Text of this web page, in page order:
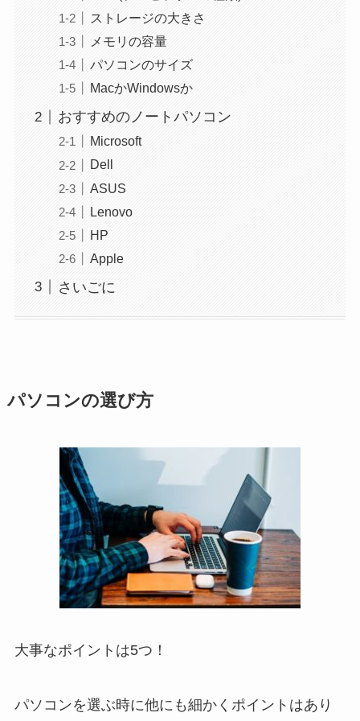
ストレージの大きさ
メモリの容量
パソコンのサイズ
MacかWindowsか
おすすめのノートパソコン
Microsoft
Dell
ASUS
Lenovo
HP
Apple
さいごに
パソコンの選び方
大事なポイントは5つ ！
パソコンを選ぶ時に他にも細かくポイントはあり